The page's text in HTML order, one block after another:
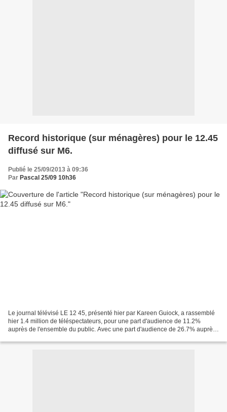
Record historique (sur ménagères) pour le 12.45
diffusé sur M6.
Publié le 25/09/2013 à 09:36
Par Pascal 25/09 10h36
Le journal télévisé LE 12 45, présenté hier par Kareen Guiock, a rassemblé
hier 1.4 million de téléspectateurs, pour une part d'audience de 11.2%
auprès de l'ensemble du public. Avec une part d'audience de 26.7% auprès